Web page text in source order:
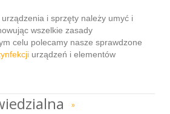
i sprzęty należy umyć i
wszelkie zasady
celu polecamy nasze sprawdzone
urządzeń i elementów
»